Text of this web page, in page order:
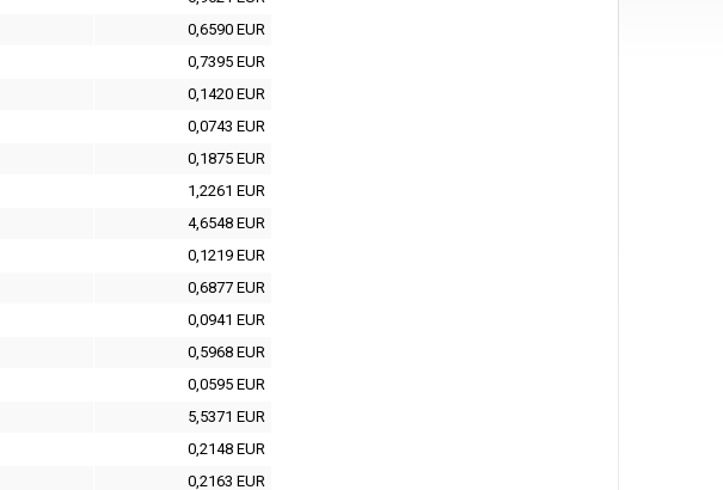
0,6590 EUR
0,7395 EUR
0,1420 EUR
0,0743 EUR
0,1875 EUR
1,2261 EUR
4,6548 EUR
0,1219 EUR
0,6877 EUR
0,0941 EUR
0,5968 EUR
0,0595 EUR
5,5371 EUR
0,2148 EUR
0,2163 EUR